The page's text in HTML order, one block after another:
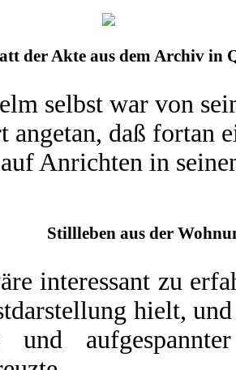
der Akte aus dem Archiv in
selbst war von
angetan, daß fortan
Anrichten in
Stillleben aus der
interessant zu
hielt,
und